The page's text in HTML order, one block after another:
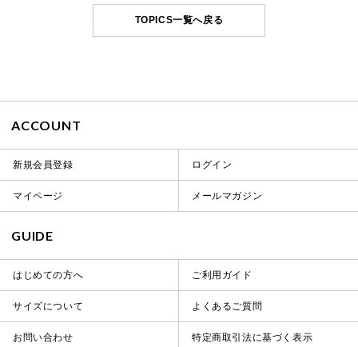
TOPICS一覧へ戻る
ACCOUNT
新規会員登録 ログイン
マイページ メールマガジン
GUIDE
はじめての方へ ご利用ガイド
サイズについて よくあるご質問
お問い合わせ 特定商取引法に基づく表示